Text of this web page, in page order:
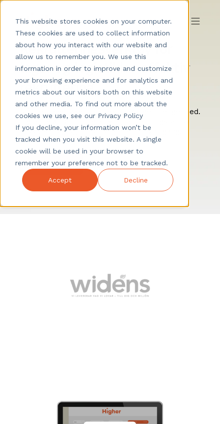
This website stores cookies on your computer.
These cookies are used to collect information
about how you interact with our website and
allow us to remember you. We use this
information in order to improve and customize
your browsing experience and for analytics and
metrics about our visitors both on this website
and other media. To find out more about the
cookies we use, see our Privacy Policy
If you decline, your information won’t be
tracked when you visit this website. A single
cookie will be used in your browser to
remember your preference not to be tracked.
Accept Decline
Rekrutteringsverktøy for
lager og logistikk - effektiv
rekruttering
Når tempoet øker, må rekrutteringen henge med.
Higher gjør det mulig å fylle bemanningsbehov
raskt, smidig og med riktig match hver gang.